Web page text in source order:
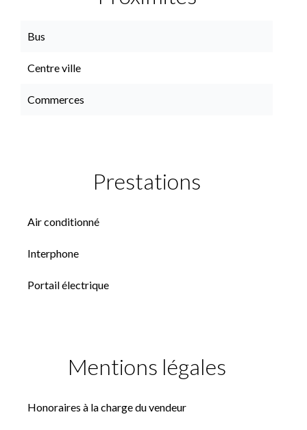
Bus
Centre ville
Commerces
Prestations
Air conditionné
Interphone
Portail électrique
Mentions légales
Honoraires à la charge du vendeur